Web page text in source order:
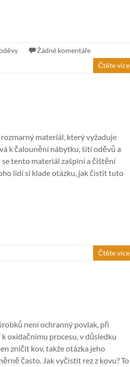
Žádné komentáře
Čtěte více
materiál, který vyžaduje
k čalounění nábytku, šití oděvů a
tento materiál zašpiní a čištění
lidí si klade otázku, jak čistit tuto
Čtěte více
není ochranný povlak, při
oxidačnímu procesu, v důsledku
zničit kov, takže otázka jeho
často. Jak vyčistit rez z kovu? To